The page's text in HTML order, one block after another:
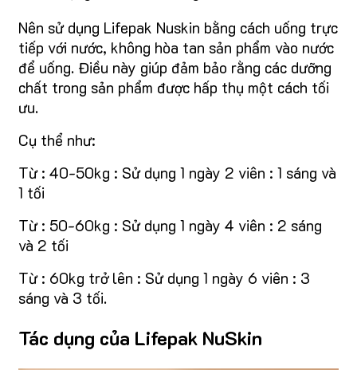
Nên sử dụng Lifepak Nuskin bằng cách uống trực
tiếp với nước, không hòa tan sản phẩm vào nước
để uống. Điều này giúp đảm bảo rằng các dưỡng
chất trong sản phẩm được hấp thụ một cách tối
ưu.
Cụ thể như:
Từ : 40-50kg : Sử dụng 1 ngày 2 viên : 1 sáng và
1 tối
Từ : 50-60kg : Sử dụng 1 ngày 4 viên : 2 sáng
và 2 tối
Từ : 60kg trở lên : Sử dụng 1 ngày 6 viên : 3
sáng và 3 tối.
Tác dụng của Lifepak NuSkin